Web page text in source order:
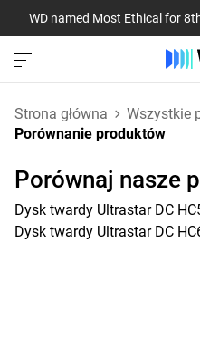
WD named Most Ethical for
Strona główna
Wszystkie
Porównanie produktów
Porównaj nasze
Dysk twardy Ultrastar DC
Dysk twardy Ultrastar DC